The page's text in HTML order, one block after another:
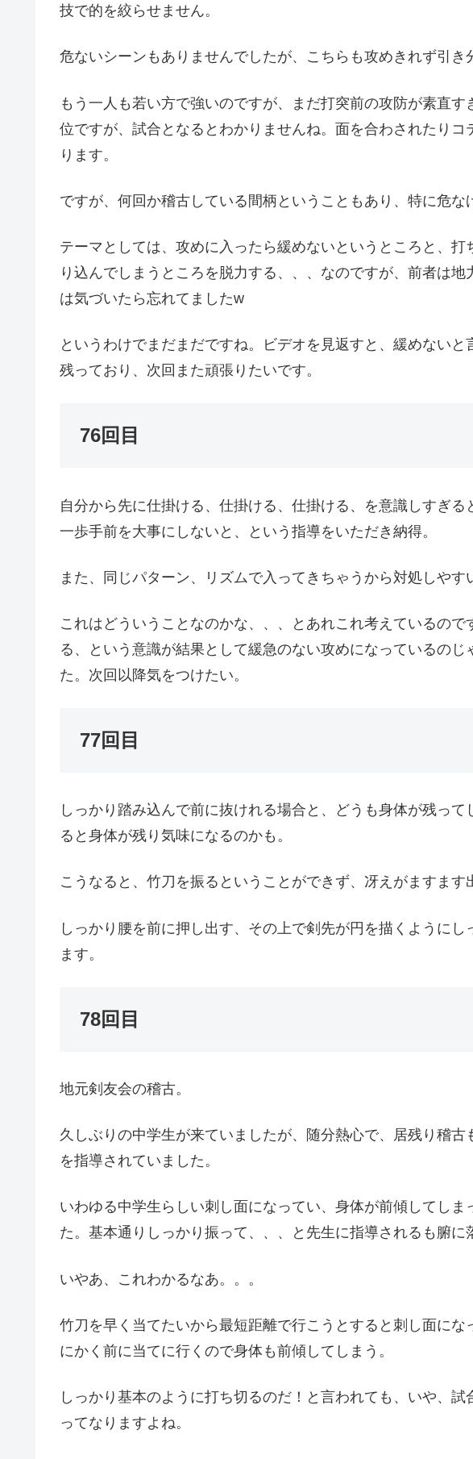
技で的を絞らせません。
危ないシーンもありませんでしたが、こちらも攻めきれず引き
もう一人も若い方で強いのですが、まだ打突前の攻防が素直
位ですが、試合となるとわかりませんね。面を合わされたり
ります。
ですが、何回か稽古している間柄ということもあり、特に危な
テーマとしては、攻めに入ったら緩めないというところと、
り込んでしまうところを脱力する、、、なのですが、前者は
は気づいたら忘れてましたw
というわけでまだまだですね。ビデオを見返すと、緩めない
残っており、次回また頑張りたいです。
76回目
自分から先に仕掛ける、仕掛ける、仕掛ける、を意識しすぎ
一歩手前を大事にしないと、という指導をいただき納得。
また、同じパターン、リズムで入ってきちゃうから対処しやす
これはどういうことなのかな、、、とあれこれ考えているの
る、という意識が結果として緩急のない攻めになっているのじ
た。次回以降気をつけたい。
77回目
しっかり踏み込んで前に抜けれる場合と、どうも身体が残って
ると身体が残り気味になるのかも。
こうなると、竹刀を振るということができず、冴えがますます
しっかり腰を前に押し出す、その上で剣先が円を描くように
ます。
78回目
地元剣友会の稽古。
久しぶりの中学生が来ていましたが、随分熱心で、居残り稽
を指導されていました。
いわゆる中学生らしい刺し面になってい、身体が前傾してしま
た。基本通りしっかり振って、、、と先生に指導されるも腑に
いやあ、これわかるなあ。。。
竹刀を早く当てたいから最短距離で行こうとすると刺し面にな
にかく前に当てに行くので身体も前傾してしまう。
しっかり基本のように打ち切るのだ！と言われても、いや、試
ってなりますよね。